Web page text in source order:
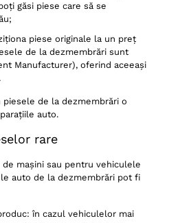
găsi piese care să se
piese originale la un preț
de la dezmembrări sunt
Manufacturer), oferind aceeași
de la dezmembrări o
auto.
rare
mașini sau pentru vehiculele
auto de la dezmembrări pot fi
în cazul vehiculelor mai